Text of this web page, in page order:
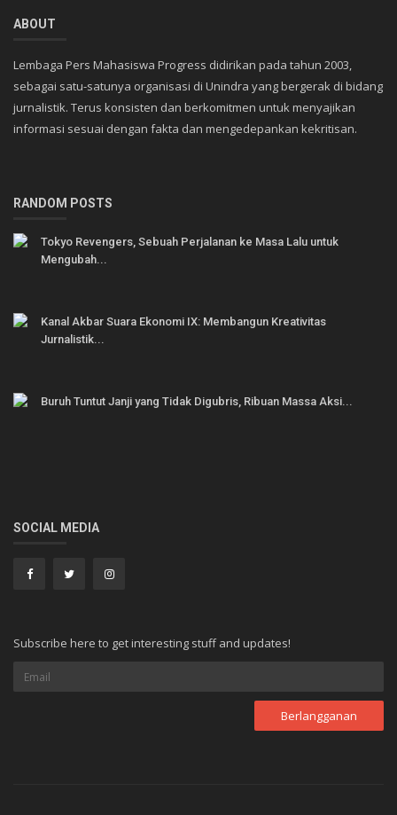
ABOUT
Lembaga Pers Mahasiswa Progress didirikan pada tahun 2003,
sebagai satu-satunya organisasi di Unindra yang bergerak di bidang
jurnalistik. Terus konsisten dan berkomitmen untuk menyajikan
informasi sesuai dengan fakta dan mengedepankan kekritisan.
RANDOM POSTS
Tokyo Revengers, Sebuah Perjalanan ke Masa Lalu untuk
Mengubah...
Kanal Akbar Suara Ekonomi IX: Membangun Kreativitas
Jurnalistik...
Buruh Tuntut Janji yang Tidak Digubris, Ribuan Massa Aksi...
SOCIAL MEDIA
Subscribe here to get interesting stuff and updates!